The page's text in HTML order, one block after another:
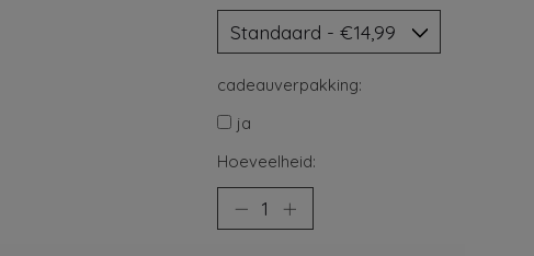
cadeauverpakking:
ja
Hoeveelheid: